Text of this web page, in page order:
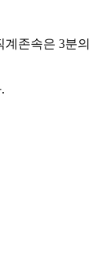
계존속은 3분의